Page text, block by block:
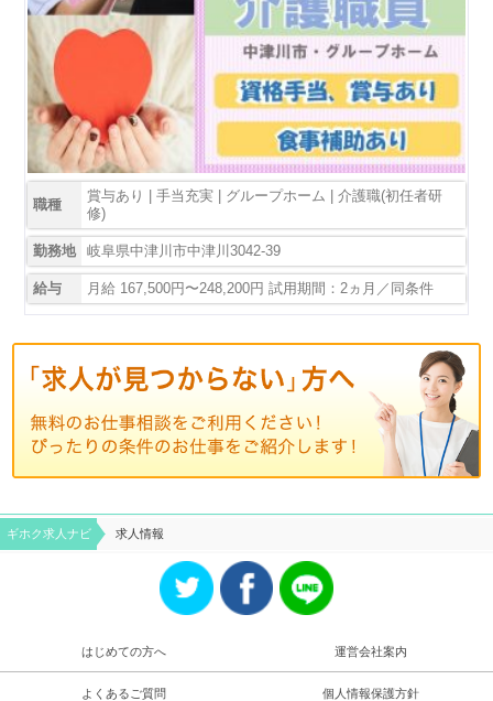
職種
賞与あり | 手当充実 | グループホーム | 介護職(初任者研
修)
勤務地 岐阜県中津川市中津川3042-39
給与 月給 167,500円〜248,200円 試用期間：2ヵ月／同条件
ギホク求⼈ナビ 求人情報
はじめての方へ 運営会社案内
よくあるご質問 個人情報保護方針